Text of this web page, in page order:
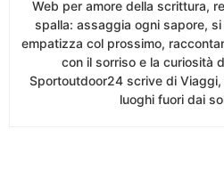
Web per amore della scrittura,
spalla: assaggia ogni sapore,
empatizza col prossimo,
con il sorriso e la curiosità
Sportoutdoor24 scrive di
luoghi fuori dai